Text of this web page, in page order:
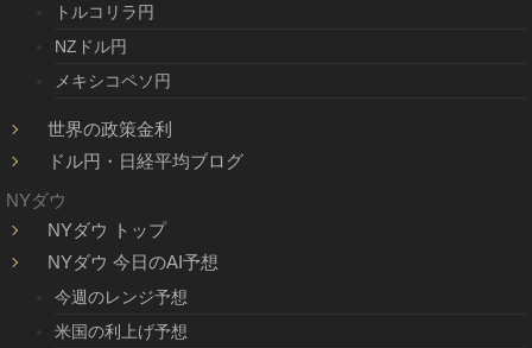
トルコリラ円
NZドル円
メキシコペソ円
世界の政策金利
ドル円・日経平均ブログ
NYダウ
NYダウ トップ
NYダウ 今日のAI予想
今週のレンジ予想
米国の利上げ予想